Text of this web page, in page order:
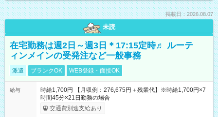
掲載日：2026.08.07
未読
在宅勤務は週2日～週3日＊17:15定時♬ ルーテ
ィンメインの受発注など一般事務
派遣 ブランクOK WEB登録・面接OK
給与
時給1,700円 【月収例：276,675円＋残業代】※時給1,700円×7
時間45分×21日勤務の場合
交通費別途支給あり